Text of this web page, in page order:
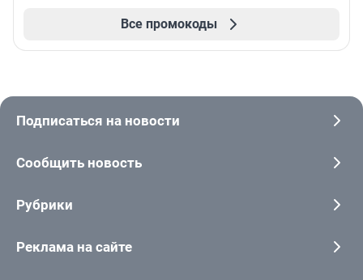
Все промокоды
Подписаться на новости
Сообщить новость
Рубрики
Реклама на сайте